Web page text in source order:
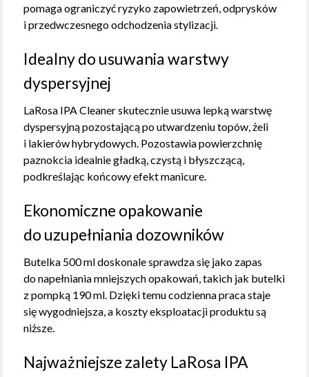
pomaga ograniczyć ryzyko zapowietrzeń, odprysków
i przedwczesnego odchodzenia stylizacji.
Idealny do usuwania warstwy
dyspersyjnej
LaRosa IPA Cleaner skutecznie usuwa lepką warstwę
dyspersyjną pozostającą po utwardzeniu topów, żeli
i lakierów hybrydowych. Pozostawia powierzchnię
paznokcia idealnie gładką, czystą i błyszczącą,
podkreślając końcowy efekt manicure.
Ekonomiczne opakowanie
do uzupełniania dozowników
Butelka 500 ml doskonale sprawdza się jako zapas
do napełniania mniejszych opakowań, takich jak butelki
z pompką 190 ml. Dzięki temu codzienna praca staje
się wygodniejsza, a koszty eksploatacji produktu są
niższe.
Najważniejsze zalety LaRosa IPA